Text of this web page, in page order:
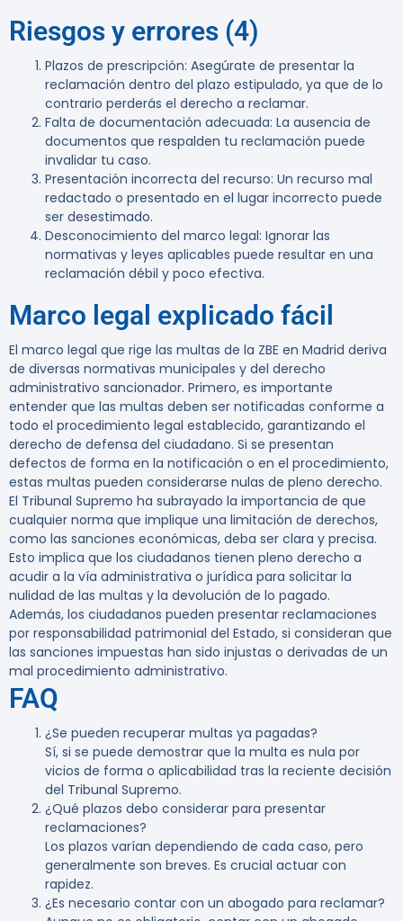
Riesgos y errores (4)
Plazos de prescripción: Asegúrate de presentar la
reclamación dentro del plazo estipulado, ya que de lo
contrario perderás el derecho a reclamar.
Falta de documentación adecuada: La ausencia de
documentos que respalden tu reclamación puede
invalidar tu caso.
Presentación incorrecta del recurso: Un recurso mal
redactado o presentado en el lugar incorrecto puede
ser desestimado.
Desconocimiento del marco legal: Ignorar las
normativas y leyes aplicables puede resultar en una
reclamación débil y poco efectiva.
Marco legal explicado fácil
El marco legal que rige las multas de la ZBE en Madrid deriva
de diversas normativas municipales y del derecho
administrativo sancionador. Primero, es importante
entender que las multas deben ser notificadas conforme a
todo el procedimiento legal establecido, garantizando el
derecho de defensa del ciudadano. Si se presentan
defectos de forma en la notificación o en el procedimiento,
estas multas pueden considerarse nulas de pleno derecho.
El Tribunal Supremo ha subrayado la importancia de que
cualquier norma que implique una limitación de derechos,
como las sanciones económicas, deba ser clara y precisa.
Esto implica que los ciudadanos tienen pleno derecho a
acudir a la vía administrativa o jurídica para solicitar la
nulidad de las multas y la devolución de lo pagado.
Además, los ciudadanos pueden presentar reclamaciones
por responsabilidad patrimonial del Estado, si consideran que
las sanciones impuestas han sido injustas o derivadas de un
mal procedimiento administrativo.
FAQ
¿Se pueden recuperar multas ya pagadas?
Sí, si se puede demostrar que la multa es nula por
vicios de forma o aplicabilidad tras la reciente decisión
del Tribunal Supremo.
¿Qué plazos debo considerar para presentar
reclamaciones?
Los plazos varían dependiendo de cada caso, pero
generalmente son breves. Es crucial actuar con
rapidez.
¿Es necesario contar con un abogado para reclamar?